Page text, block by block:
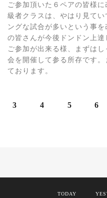
ご参加頂いた６ペアの皆様
級者クラスは、やはり見て
ングな試合が多いという事
の皆さんが今後ドンドン上
ご参加が出来る様、まずは
会を開催して参る所存です
ております。
3 4 5 6
TODAY